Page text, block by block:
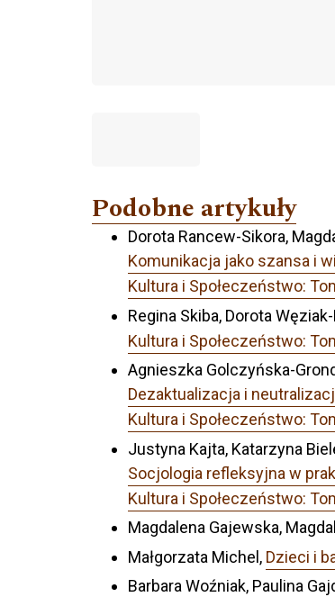
Podobne artykuły
Dorota Rancew-Sikora,
Komunikacja jako szansa i
Kultura i Społeczeństwo:
Regina Skiba, Dorota
Kultura i Społeczeństwo:
Agnieszka Golczyńska-
Dezaktualizacja i
Kultura i Społeczeństwo:
Justyna Kajta, Katarzyna
Socjologia refleksyjna w
Kultura i Społeczeństwo:
Magdalena Gajewska,
Małgorzata Michel, Dzieci i
Barbara Woźniak, Paulina